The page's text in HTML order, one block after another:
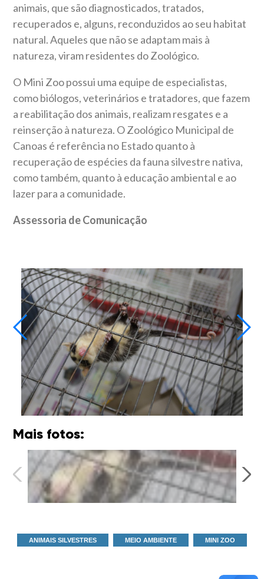
animais, que são diagnosticados, tratados,
recuperados e, alguns, reconduzidos ao seu habitat
natural. Aqueles que não se adaptam mais à
natureza, viram residentes do Zoológico.
O Mini Zoo possui uma equipe de especialistas,
como biólogos, veterinários e tratadores, que fazem
a reabilitação dos animais, realizam resgates e a
reinserção à natureza. O Zoológico Municipal de
Canoas é referência no Estado quanto à
recuperação de espécies da fauna silvestre nativa,
como também, quanto à educação ambiental e ao
lazer para a comunidade.
Assessoria de Comunicação
Mais fotos:
ANIMAIS SILVESTRES MEIO AMBIENTE MINI ZOO